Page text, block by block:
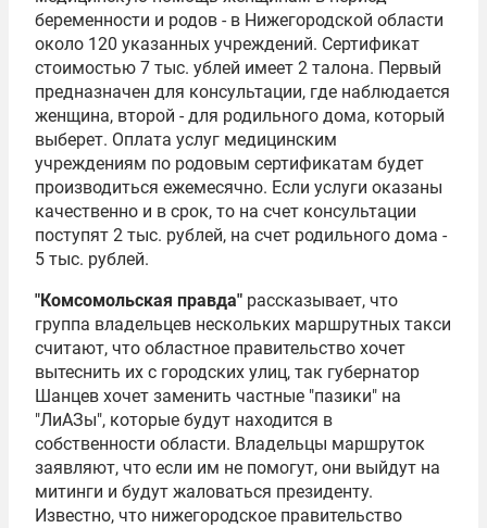
беременности и родов - в Нижегородской области
около 120 указанных учреждений. Сертификат
стоимостью 7 тыс. ублей имеет 2 талона. Первый
предназначен для консультации, где наблюдается
женщина, второй - для родильного дома, который
выберет. Оплата услуг медицинским
учреждениям по родовым сертификатам будет
производиться ежемесячно. Если услуги оказаны
качественно и в срок, то на счет консультации
поступят 2 тыс. рублей, на счет родильного дома -
5 тыс. рублей.
"Комсомольская правда" рассказывает, что
группа владельцев нескольких маршрутных такси
считают, что областное правительство хочет
вытеснить их с городских улиц, так губернатор
Шанцев хочет заменить частные "пазики" на
"ЛиАЗы", которые будут находится в
собственности области. Владельцы маршруток
заявляют, что если им не помогут, они выйдут на
митинги и будут жаловаться президенту.
Известно, что нижегородское правительство